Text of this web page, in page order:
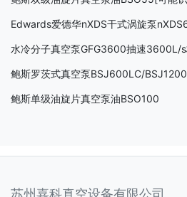
Edwards爱德华nXDS干式涡旋泵
水冷分子真空泵GFG3600抽速3600L/s
鲍斯罗茨式真空泵BSJ600LC/
鲍斯单级油旋片真空泵油BSO100
苏州嘉科真空设备有限公司